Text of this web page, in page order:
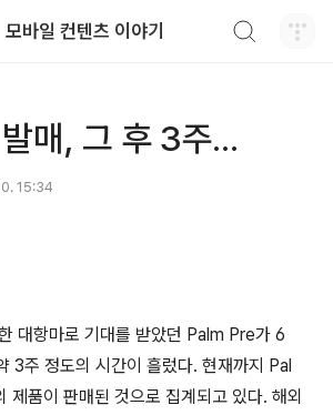
모바일 컨텐츠 이야기
매, 그 후 3주...
15:34
대항마로 기대를 받았던 Palm Pre가 6
3주 정도의 시간이 흘렀다. 현재까지 Pal
제품이 판매된 것으로 집계되고 있다. 해외